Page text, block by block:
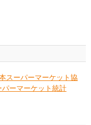
スーパーマーケット協
パーマーケット統計